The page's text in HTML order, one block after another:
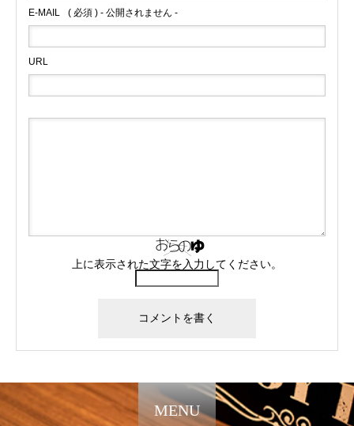
E-MAIL ( 必須 ) - 公開されません -
URL
上に表示された文字を入力してください。
MENU